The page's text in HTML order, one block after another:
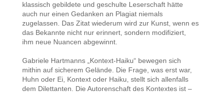
klassisch gebildete und geschulte Leserschaft hätte
auch nur einen Gedanken an Plagiat niemals
zugelassen. Das Zitat wiederum wird zur Kunst, wenn es
das Bekannte nicht nur erinnert, sondern modifiziert,
ihm neue Nuancen abgewinnt.
Gabriele Hartmanns „Kontext-Haiku“ bewegen sich
mithin auf sicherem Gelände. Die Frage, was erst war,
Huhn oder Ei, Kontext oder Haiku, stellt sich allenfalls
dem Dilettanten. Die Autorenschaft des Kontextes ist –